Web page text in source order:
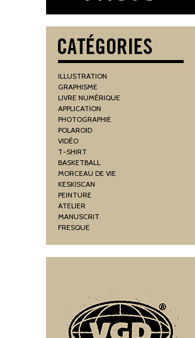
ILLUSTRATION
GRAPHISME
LIVRE NUMÉRIQUE
APPLICATION
PHOTOGRAPHIE
POLAROID
VIDÉO
T-SHIRT
BASKETBALL
MORCEAU DE VIE
KESKISCAN
PEINTURE
ATELIER
MANUSCRIT
FRESQUE